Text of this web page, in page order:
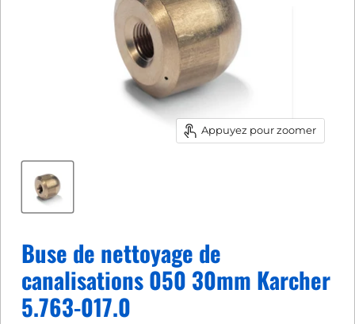
Appuyez pour zoomer
Buse de nettoyage de
canalisations 050 30mm Karcher
5.763-017.0